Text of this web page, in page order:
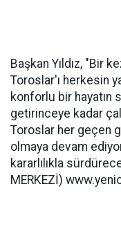
Başkan Yıldız, "Bir
Toroslar'ı herkesin
konforlu bir hayatın
getirinceye kadar
Toroslar her geçen
olmaya devam
kararlılıkla
MERKEZİ)